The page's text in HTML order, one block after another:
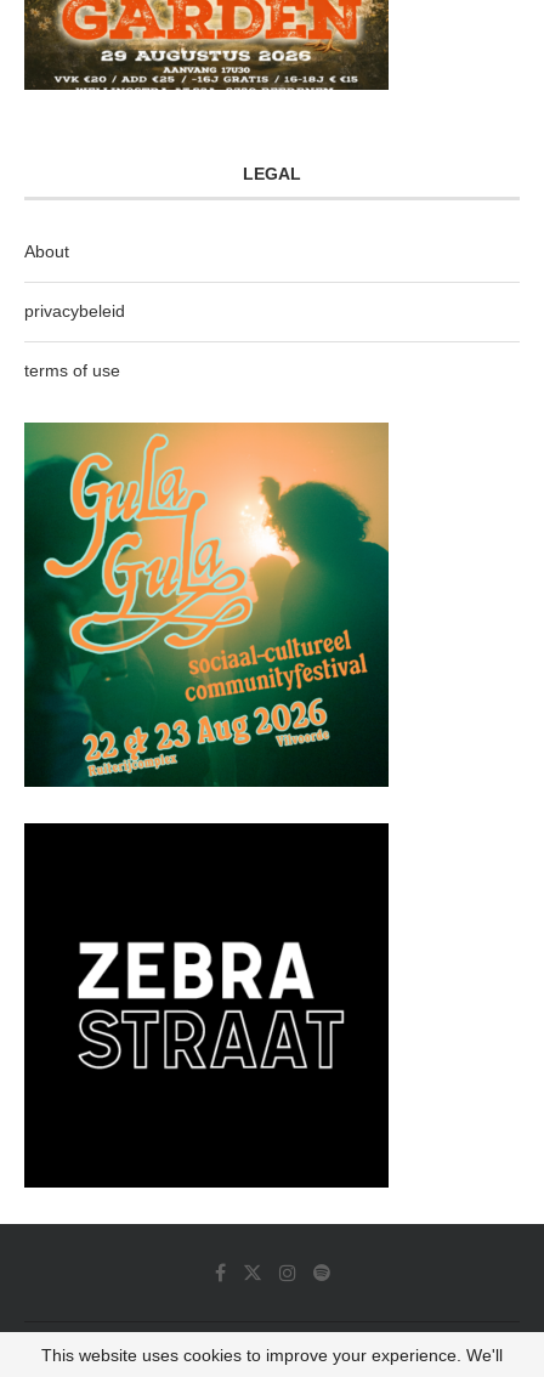
LEGAL
About
privacybeleid
terms of use
© 2022 - Luminous Dash All Rights Reserved
This website uses cookies to improve your experience. We'll